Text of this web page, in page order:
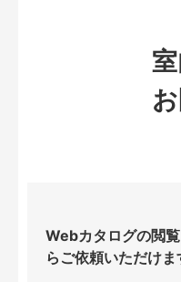
Webカタログの閲
らご依頼いただけま